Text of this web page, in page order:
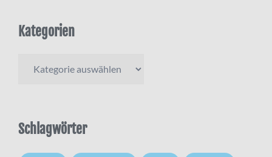
Kategorien
Schlagwörter